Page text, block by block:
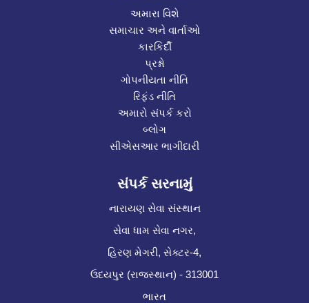
અમારા વિશે
સમાચાર અને વાર્તાઓ
કારકિર્દી
પ્રશ્નો
ગોપનીયતા નીતિ
રિફંડ નીતિ
અમારો સંપર્ક કરો
બ્લોગ
સીએસઆર ભાગીદારી
સંપર્ક સરનામું
નારાયણ સેવા સંસ્થાન
સેવા ધામ સેવા નગર,
હિરણ મેગરી, સેક્ટર-4,
ઉદયપુર (રાજસ્થાન) - 313001
ભારત